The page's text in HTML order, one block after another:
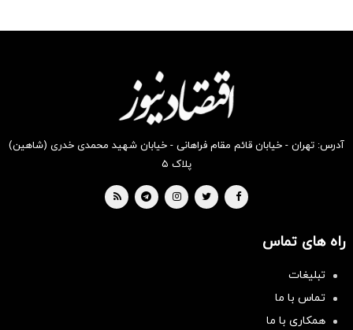
آدرس: تهران - خیابان قائم مقام فراهانی - خیابان شهید محمدی خدری (شاهین)
پلاک ۵
راه های تماس
تبلیغات
تماس با ما
همکاری با ما